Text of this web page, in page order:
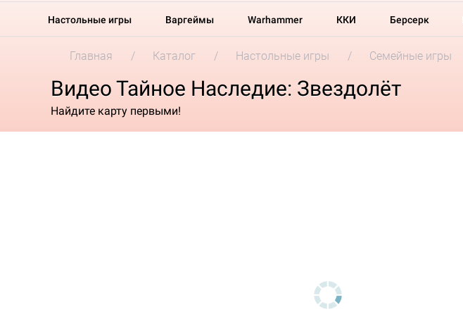
Настольные игры Варгеймы Warhammer ККИ Берсерк
Главная Каталог Настольные игры Семейные игры
Видео Тайное Наследие: Звездолёт
Найдите карту первыми!